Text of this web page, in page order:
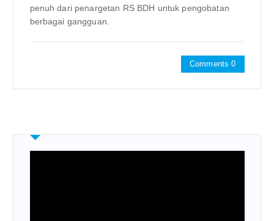
penuh dari penargetan RS BDH untuk pengobatan
berbagai gangguan.
Comments 0